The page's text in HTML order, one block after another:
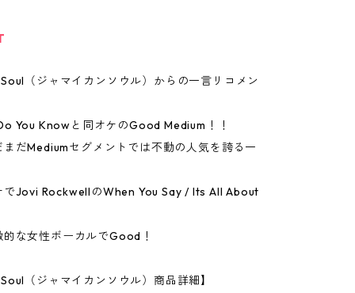
Soul（ジャマイカンソウル）からの一言リコメン
You Knowと同オケのGood Medium！！
まだMediumセグメントでは不動の人気を誇る一
でJovi Rockwell‎のWhen You Say / Its All About
的な女性ボーカルでGood！
（ジャマイカンソウル）商品詳細】